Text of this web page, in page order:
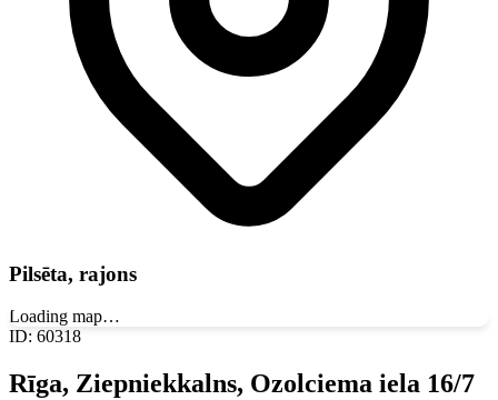
Pilsēta, rajons
Loading map…
ID: 60318
Rīga, Ziepniekkalns, Ozolciema iela 16/7